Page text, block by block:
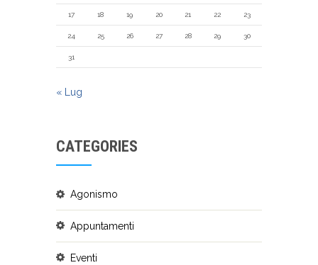
17 18 19 20 21 22 23
24 25 26 27 28 29 30
31
« Lug
CATEGORIES
Agonismo
Appuntamenti
Eventi